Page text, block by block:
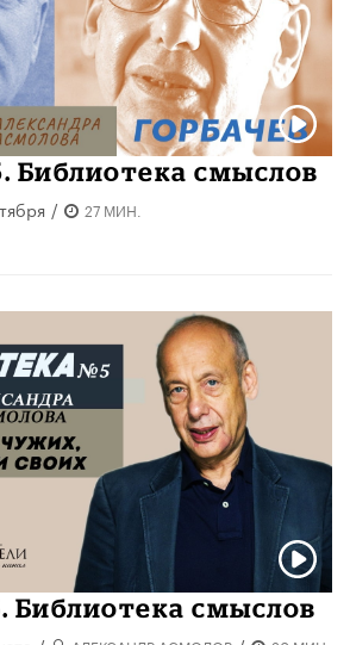
Библиотека смыслов
/ 27 МИН.
смыслов